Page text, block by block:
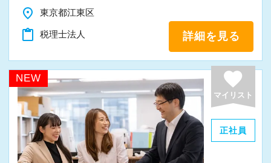
★当事務所ではこんな方をお待ちしています！
★
当事務所では、職員同士が協力しながら気持ち
よく働ける環境づくりを大切にしています。
経験やスキルももちろん重要ですが、それ以上
に周囲への思いやりや感謝の気持ちを持ち、誠
実に仕事へ向き合える方と一緒に働きたいと考
えています。
place 東京都江東区
content_paste 税理士法人 詳細を見る
NEW favorite
マイリスト
正社員